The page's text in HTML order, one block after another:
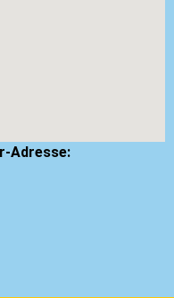
Adresse: